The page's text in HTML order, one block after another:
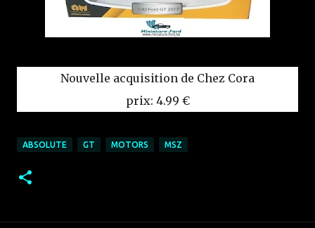
Nouvelle acquisition de Chez Cora
prix: 4.99 €
ABSOLUTE GT MOTORS MSZ